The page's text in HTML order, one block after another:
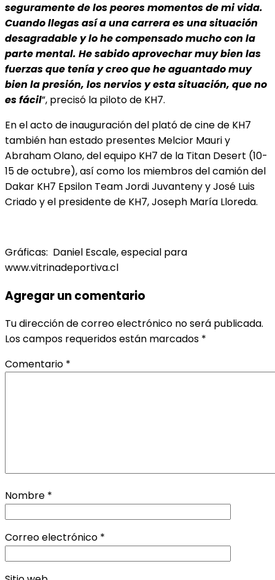
seguramente de los peores momentos de mi vida.
Cuando llegas así a una carrera es una situación
desagradable y lo he compensado mucho con la
parte mental. He sabido aprovechar muy bien las
fuerzas que tenía y creo que he aguantado muy
bien la presión, los nervios y esta situación, que no
es fácil”, precisó la piloto de KH7.
En el acto de inauguración del plató de cine de KH7
también han estado presentes Melcior Mauri y
Abraham Olano, del equipo KH7 de la Titan Desert (10-
15 de octubre), así como los miembros del camión del
Dakar KH7 Epsilon Team Jordi Juvanteny y José Luis
Criado y el presidente de KH7, Joseph María Lloreda.
Gráficas: Daniel Escale, especial para
www.vitrinadeportiva.cl
Agregar un comentario
Tu dirección de correo electrónico no será publicada.
Los campos requeridos están marcados *
Comentario *
Nombre *
Correo electrónico *